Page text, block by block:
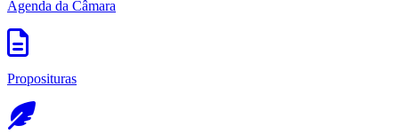
Agenda da Câmara
Proposituras